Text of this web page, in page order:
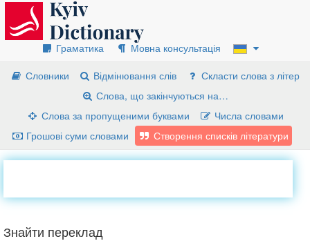
Граматика
Мовна консультація
Словники
Відмінювання слів
Скласти слова з літер
Слова, що закінчуються на…
Слова за пропущеними буквами
Числа словами
Грошові суми словами
Створення списків літератури
Знайти переклад